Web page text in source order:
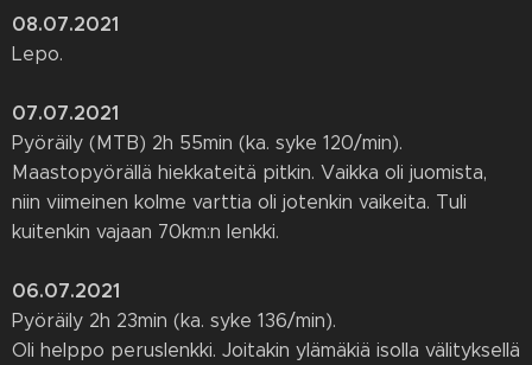
08.07.2021
Lepo.
07.07.2021
Pyöräily (MTB) 2h 55min (ka. syke 120/min).
Maastopyörällä hiekkateitä pitkin. Vaikka oli juomista,
niin viimeinen kolme varttia oli jotenkin vaikeita. Tuli
kuitenkin vajaan 70km:n lenkki.
06.07.2021
Pyöräily 2h 23min (ka. syke 136/min).
Oli helppo peruslenkki. Joitakin ylämäkiä isolla välityksellä